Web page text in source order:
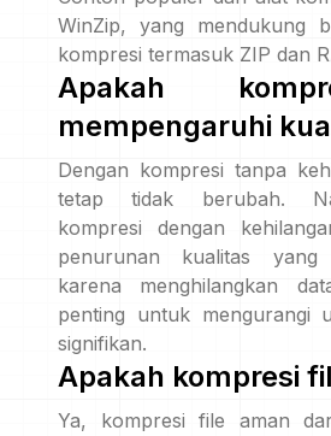
WinZip, yang mendukung
kompresi termasuk ZIP dan
Apakah
mempengaruhi
Dengan kompresi tanpa
tetap tidak berubah.
kompresi dengan
penurunan kualitas
karena menghilangkan
penting untuk mengurangi
signifikan.
Apakah kompresi
Ya, kompresi file aman